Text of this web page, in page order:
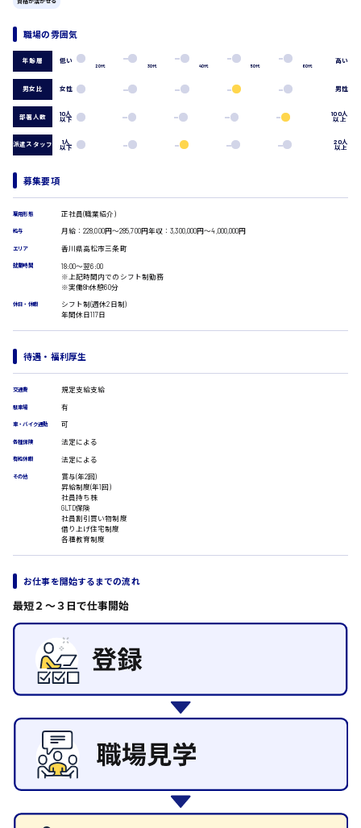
一般事務
経理事務
営業事務
受付事務
IT・クリエイティブ系
CADオペレーター
WEBデザイナー
プログラマー
カスタマーエンジニア
販売・サービス・フード系
経営企画
レジ
洗い場
ラウンダー営業
その他の専門職
施設管理・整備
施工管理
広島市西区
広島市安佐南区
広島市安佐北区
広島市安芸区
呉市
安芸高田市
山県郡
安芸太田町
日給8000円～
日給9000円～
職場の雰囲気
年齢層 低い
20代 30代 40代 50代 60代
高い
男女比 女性 男性
部署人数 10人
以下
100人
以上
派遣スタッフ 1人
以下
20人
以上
募集要項
雇用形態 正社員(職業紹介)
給与 月給：228,000円～285,700円年収：3,300,000円～4,000,000円
エリア 香川県高松市三条町
就業時間
18:00〜翌6:00
※上記時間内でのシフト制勤務
※実働8h休憩60分
休日・休暇
シフト制(週休2日制)
年間休日117日
待遇・福利厚生
交通費 規定支給支給
駐車場 有
車・バイク通勤 可
各種保険 法定による
有給休暇 法定による
その他
賞与(年2回)
昇給制度(年1回)
社員持ち株
GLTD保険
社員割引買い物制度
借り上げ住宅制度
各種教育制度
お仕事を開始するまでの流れ
最短２〜３日で仕事開始